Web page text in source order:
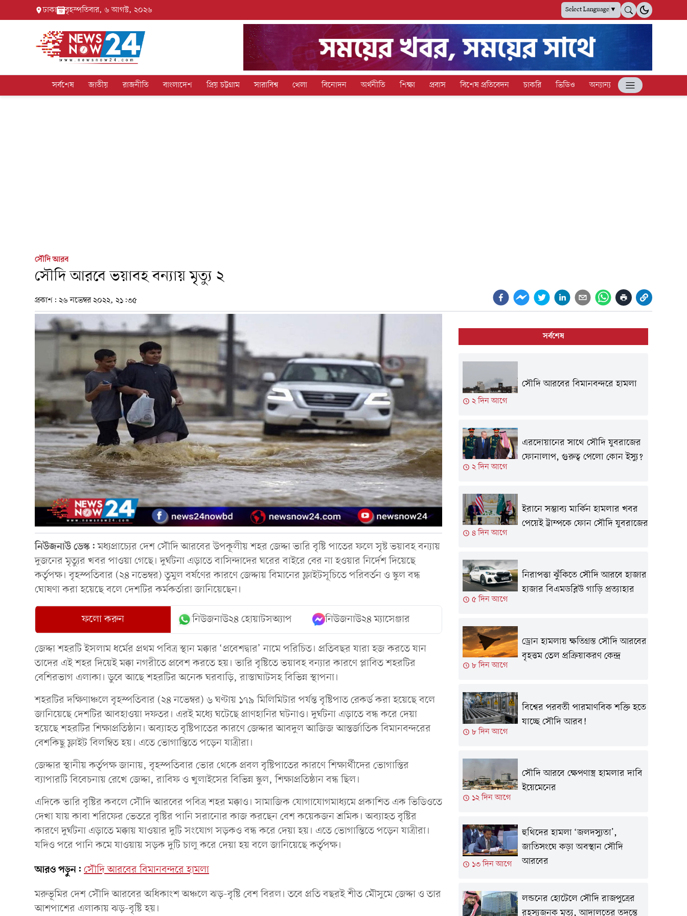
ঢাকা বৃহস্পতিবার, ৬ আগস্ট, ২০২৬ Select Language▼
সর্বশেষ জাতীয় রাজনীতি বাংলাদেশ প্রিয় চট্টগ্রাম সারাবিশ্ব খেলা বিনোদন অর্থনীতি শিক্ষা প্রবাস বিশেষ প্রতিবেদন চাকরি ভিডিও অন্যান্য
সৌদি আরব
সৌদি আরবে ভয়াবহ বন্যায় মৃত্যু ২
প্রকাশ: ২৬ নভেম্বর ২০২২, ২১:৩৫
নিউজনাউ ডেস্ক:মধ্যপ্রাচ্যের দেশ সৌদি আরবের উপকূলীয় শহর জেদ্দা ভারি বৃষ্টি পাতের ফলে সৃষ্ট ভয়াবহ বন্যায়
দুজনের মৃত্যুর খবর পাওয়া গেছে। দুর্ঘটনা এড়াতে বাসিন্দাদের ঘরের বাইরে বের না হওয়ার নির্দেশ দিয়েছে
কর্তৃপক্ষ। বৃহস্পতিবার (২৪ নভেম্বর) তুমুল বর্ষণের কারণে জেদ্দায় বিমানের ফ্লাইটসূচিতে পরিবর্তন ও স্কুল বন্ধ
ঘোষণা করা হয়েছে বলে দেশটির কর্মকর্তারা জানিয়েছেন।
ফলো করুন নিউজনাউ২৪ হোয়াটসঅ্যাপ নিউজনাউ২৪ ম্যাসেঞ্জার
জেদ্দা শহরটি ইসলাম ধর্মের প্রথম পবিত্র স্থান মক্কার ‘প্রবেশদ্বার’ নামে পরিচিত। প্রতিবছর যারা হজ করতে যান
তাদের এই শহর দিয়েই মক্কা নগরীতে প্রবেশ করতে হয়। ভারি বৃষ্টিতে ভয়াবহ বন্যার কারণে প্লাবিত শহরটির
বেশিরভাগ এলাকা। ডুবে আছে শহরটির অনেক ঘরবাড়ি, রাস্তাঘাটসহ বিভিন্ন স্থাপনা।
শহরটির দক্ষিণাঞ্চলে বৃহস্পতিবার (২৪ নভেম্বর) ৬ ঘণ্টায় ১৭৯ মিলিমিটার পর্যন্ত বৃষ্টিপাত রেকর্ড করা হয়েছে বলে
জানিয়েছে দেশটির আবহাওয়া দফতর। এরই মধ্যে ঘটেছে প্রাণহানির ঘটনাও। দুর্ঘটনা এড়াতে বন্ধ করে দেয়া
হয়েছে শহরটির শিক্ষাপ্রতিষ্ঠান। অব্যাহত বৃষ্টিপাতের কারণে জেদ্দার আবদুল আজিজ আন্তর্জাতিক বিমানবন্দরের
বেশকিছু ফ্লাইট বিলম্বিত হয়। এতে ভোগান্তিতে পড়েন যাত্রীরা।
জেদ্দার স্থানীয় কর্তৃপক্ষ জানায়, বৃহস্পতিবার ভোর থেকে প্রবল বৃষ্টিপাতের কারণে শিক্ষার্থীদের ভোগান্তির
ব্যাপারটি বিবেচনায় রেখে জেদ্দা, রাবিফ ও খুলাইসের বিভিন্ন স্কুল, শিক্ষাপ্রতিষ্ঠান বন্ধ ছিল।
এদিকে ভারি বৃষ্টির কবলে সৌদি আরবের পবিত্র শহর মক্কাও। সামাজিক যোগাযোগমাধ্যমে প্রকাশিত এক ভিডিওতে
দেখা যায় কাবা শরিফের ভেতরে বৃষ্টির পানি সরানোর কাজ করছেন বেশ কয়েকজন শ্রমিক। অব্যাহত বৃষ্টির
কারণে দুর্ঘটনা এড়াতে মক্কায় যাওয়ার দুটি সংযোগ সড়কও বন্ধ করে দেয়া হয়। এতে ভোগান্তিতে পড়েন যাত্রীরা।
যদিও পরে পানি কমে যাওয়ায় সড়ক দুটি চালু করে দেয়া হয় বলে জানিয়েছে কর্তৃপক্ষ।
আরও পড়ুন: সৌদি আরবের বিমানবন্দরে হামলা
মরুভূমির দেশ সৌদি আরবের অধিকাংশ অঞ্চলে ঝড়-বৃষ্টি বেশ বিরল। তবে প্রতি বছরই শীত মৌসুমে জেদ্দা ও তার
আশপাশের এলাকায় ঝড়-বৃষ্টি হয়।
সর্বশেষ
২ দিন আগে
সৌদি আরবের বিমানবন্দরে হামলা
২ দিন আগে
এরদোয়ানের সাথে সৌদি যুবরাজের
ফোনালাপ, গুরুত্ব পেলো কোন ইস্যু?
৪ দিন আগে
ইরানে সম্ভাব্য মার্কিন হামলার খবর
পেয়েই ট্রাম্পকে ফোন সৌদি যুবরাজের
৫ দিন আগে
নিরাপত্তা ঝুঁকিতে সৌদি আরবে হাজার
হাজার বিএমডব্লিউ গাড়ি প্রত্যাহার
৮ দিন আগে
ড্রোন হামলায় ক্ষতিগ্রস্ত সৌদি আরবের
বৃহত্তম তেল প্রক্রিয়াকরণ কেন্দ্র
৮ দিন আগে
বিশ্বের পরবর্তী পারমাণবিক শক্তি হতে
যাচ্ছে সৌদি আরব!
১২ দিন আগে
সৌদি আরবে ক্ষেপণাস্ত্র হামলার দাবি
ইয়েমেনের
১৩ দিন আগে
হুথিদের হামলা ‘জলদস্যুতা’,
জাতিসংঘে কড়া অবস্থান সৌদি
আরবের
লন্ডনের হোটেলে সৌদি রাজপুত্রের
রহস্যজনক মৃত্যু, আদালতের তদন্তে